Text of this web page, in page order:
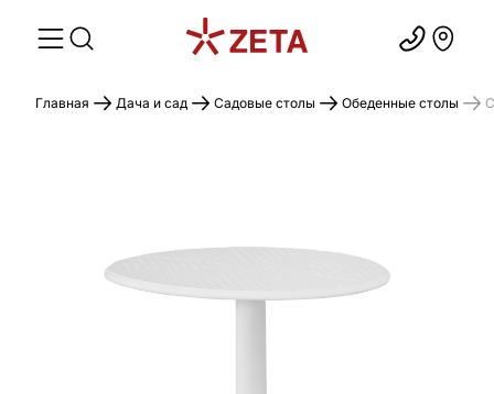
Главная Дача и сад Садовые столы Обеденные столы